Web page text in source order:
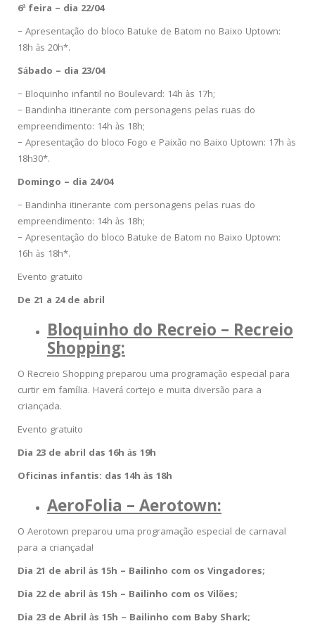
6ª feira – dia 22/04
– Apresentação do bloco Batuke de Batom no Baixo Uptown:
18h às 20h*.
Sábado – dia 23/04
– Bloquinho infantil no Boulevard: 14h às 17h;
– Bandinha itinerante com personagens pelas ruas do
empreendimento: 14h às 18h;
– Apresentação do bloco Fogo e Paixão no Baixo Uptown: 17h às
18h30*.
Domingo – dia 24/04
– Bandinha itinerante com personagens pelas ruas do
empreendimento: 14h às 18h;
– Apresentação do bloco Batuke de Batom no Baixo Uptown:
16h às 18h*.
Evento gratuito
De 21 a 24 de abril
Bloquinho do Recreio – Recreio
Shopping:
O Recreio Shopping preparou uma programação especial para
curtir em família. Haverá cortejo e muita diversão para a
criançada.
Evento gratuito
Dia 23 de abril das 16h às 19h
Oficinas infantis: das 14h às 18h
AeroFolia – Aerotown:
O Aerotown preparou uma programação especial de carnaval
para a criançada!
Dia 21 de abril às 15h – Bailinho com os Vingadores;
Dia 22 de abril às 15h – Bailinho com os Vilões;
Dia 23 de Abril às 15h – Bailinho com Baby Shark;